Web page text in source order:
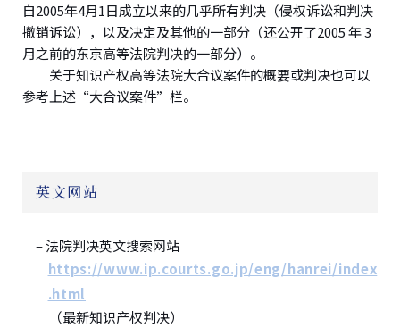
自2005年4月1日成立以来的几乎所有判决（侵权诉讼和判决
撤销诉讼），以及决定及其他的一部分（还公开了2005 年 3
月之前的东京高等法院判决的一部分）。
关于知识产权高等法院大合议案件的概要或判决也可以
参考上述“大合议案件”栏。
英文网站
– 法院判决英文搜索网站
https://www.ip.courts.go.jp/eng/hanrei/index
.html
（最新知识产权判决）